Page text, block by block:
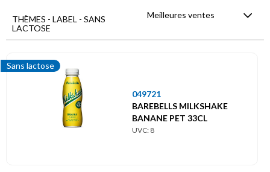
Promotions
THÈMES - LABEL - SANS
LACTOSE
Meilleures ventes
Sans lactose
049721
BAREBELLS MILKSHAKE
BANANE PET 33CL
UVC: 8